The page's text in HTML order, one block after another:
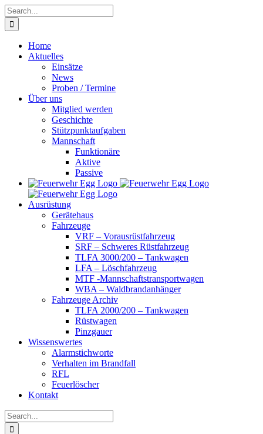
Skip
to
content
Search
for:
Home
Aktuelles
Einsätze
News
Proben / Termine
Über uns
Mitglied werden
Geschichte
Stützpunktaufgaben
Mannschaft
Funktionäre
Aktive
Passive
Ausrüstung
Gerätehaus
Fahrzeuge
VRF – Vorausrüstfahrzeug
SRF – Schweres Rüstfahrzeug
TLFA 3000/200 – Tankwagen
LFA – Löschfahrzeug
MTF -Mannschaftstransportwagen
WBA – Waldbrandanhänger
Fahrzeuge Archiv
TLFA 2000/200 – Tankwagen
Rüstwagen
Pinzgauer
Wissenswertes
Alarmstichworte
Verhalten im Brandfall
RFL
Feuerlöscher
Kontakt
Search
for: